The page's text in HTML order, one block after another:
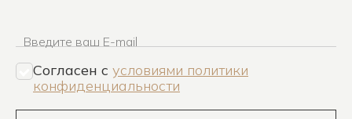
Введите ваш E-mail
Согласен c условиями политики
конфиденциальности